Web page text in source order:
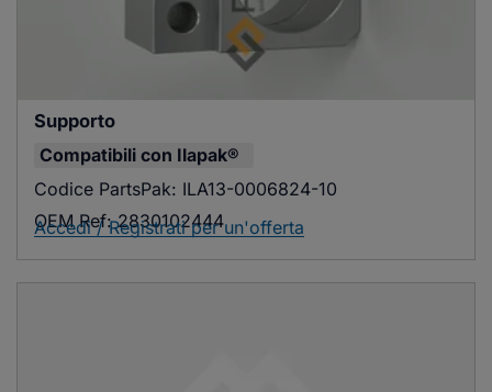
Supporto
Compatibili con Ilapak®
Codice PartsPak: ILA13-0006824-10
OEM Ref: 2830102444
Accedi / Registrati per un'offerta